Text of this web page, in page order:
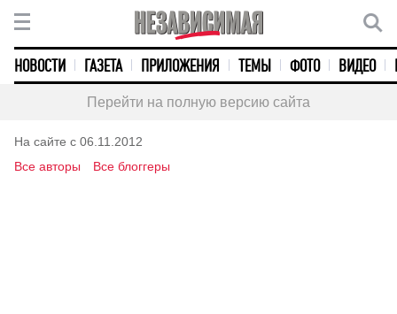
НОВОСТИ ГАЗЕТА ПРИЛОЖЕНИЯ ТЕМЫ ФОТО ВИДЕО
Перейти на полную версию сайта
На сайте с 06.11.2012
Все авторы
Все блоггеры